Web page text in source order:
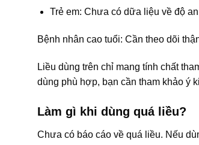
Trẻ em: Chưa có dữa liệu về độ
Bệnh nhân cao tuổi: Cần theo dõi
Liều dùng trên chỉ mang tính chất
dùng phù hợp, bạn cần tham khảo ý
Làm gì khi dùng quá liều?
Chưa có báo cáo về quá liều. Nếu